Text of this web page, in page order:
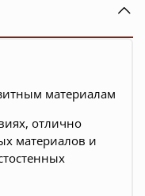
материалам
отлично
материалов и